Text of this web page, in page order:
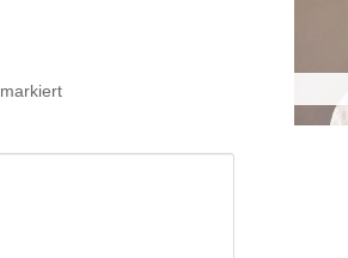
markiert